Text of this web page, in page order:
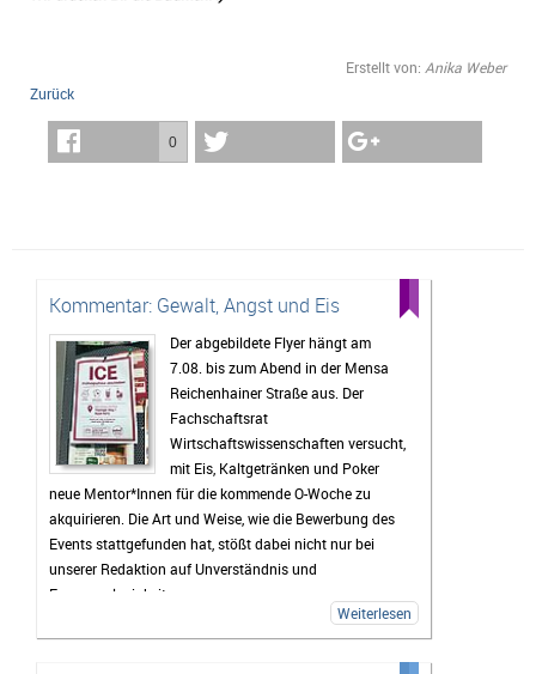
Erstellt von: Anika Weber
Zurück
0
Kommentar: Gewalt, Angst und Eis
Der abgebildete Flyer hängt am
7.08. bis zum Abend in der Mensa
Reichenhainer Straße aus. Der
Fachschaftsrat
Wirtschaftswissenschaften versucht,
mit Eis, Kaltgetränken und Poker
neue Mentor*Innen für die kommende O-Woche zu
akquirieren. Die Art und Weise, wie die Bewerbung des
Events stattgefunden hat, stößt dabei nicht nur bei
unserer Redaktion auf Unverständnis und
Fassungslosigkeit.
Weiterlesen